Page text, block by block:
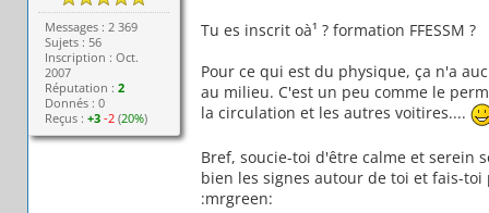
Messages : 2 369
Sujets : 56
Inscription : Oct.
2007
Réputation :2
Donnés : 0
Reçus :+3 -2 (20%)
Tu es inscrit oà¹ ? formation FFESSM ?
Pour ce qui est du physique, ça n'a
au milieu. C'est un peu comme le
la circulation et les autres voitires....
Bref, soucie-toi d'être calme et serein
bien les signes autour de toi et fais-
:mrgreen: